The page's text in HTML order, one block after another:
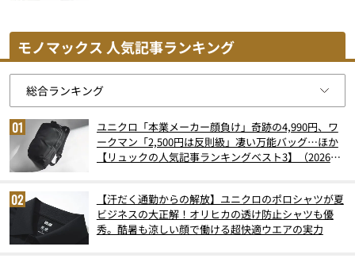
モノマックス 人気記事ランキング
ユニクロ「本業メーカー顔負け」奇跡の4,990円、ワ
ークマン「2,500円は反則級」凄い万能バッグ…ほか
【リュックの人気記事ランキングベスト3】（2026年
【汗だく通勤からの解放】ユニクロのポロシャツが夏
ビジネスの大正解！オリヒカの透け防止シャツも優
秀。酷暑も涼しい顔で働ける超快適ウエアの実力